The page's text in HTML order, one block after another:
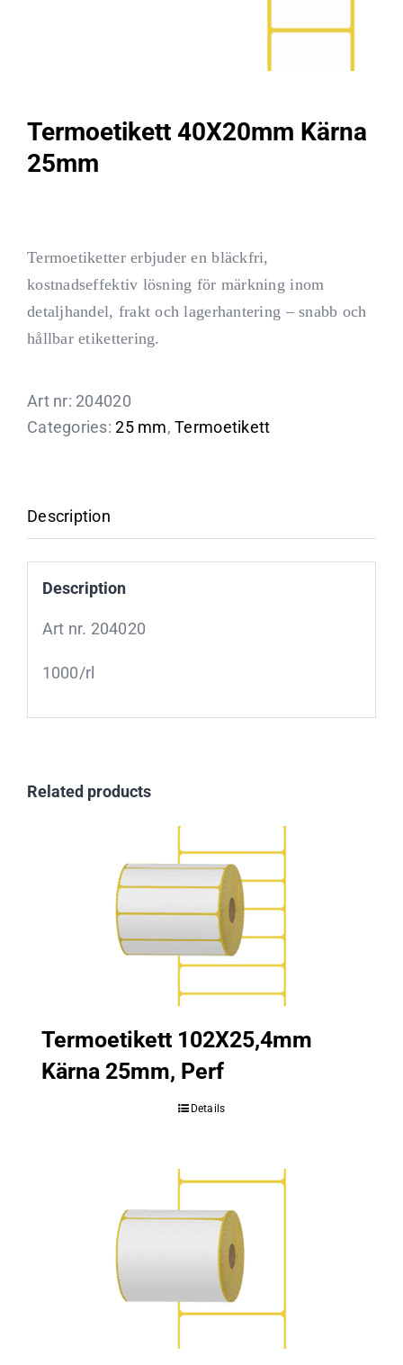
Termoetikett 40X20mm Kärna
25mm
Termoetiketter erbjuder en bläckfri,
kostnadseffektiv lösning för märkning inom
detaljhandel, frakt och lagerhantering – snabb och
hållbar etikettering.
Art nr: 204020
Categories:25 mm,Termoetikett
Description
Description
Art nr. 204020
1000/rl
Related products
Termoetikett 102X25,4mm
Kärna 25mm, Perf
Details